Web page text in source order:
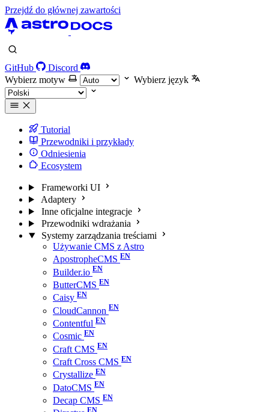
Przejdź do głównej zawartości
GitHub
Discord
Wybierz motyw
Wybierz język
Tutorial
Przewodniki i przykłady
Odniesienia
Ecosystem
Frameworki UI
Adaptery
Inne oficjalne integracje
Przewodniki wdrażania
Systemy zarządzania treściami
Używanie CMS z Astro
ApostropheCMS
Builder.io
ButterCMS
Caisy
CloudCannon
Contentful
Cosmic
Craft CMS
Craft Cross CMS
Crystallize
DatoCMS
Decap CMS